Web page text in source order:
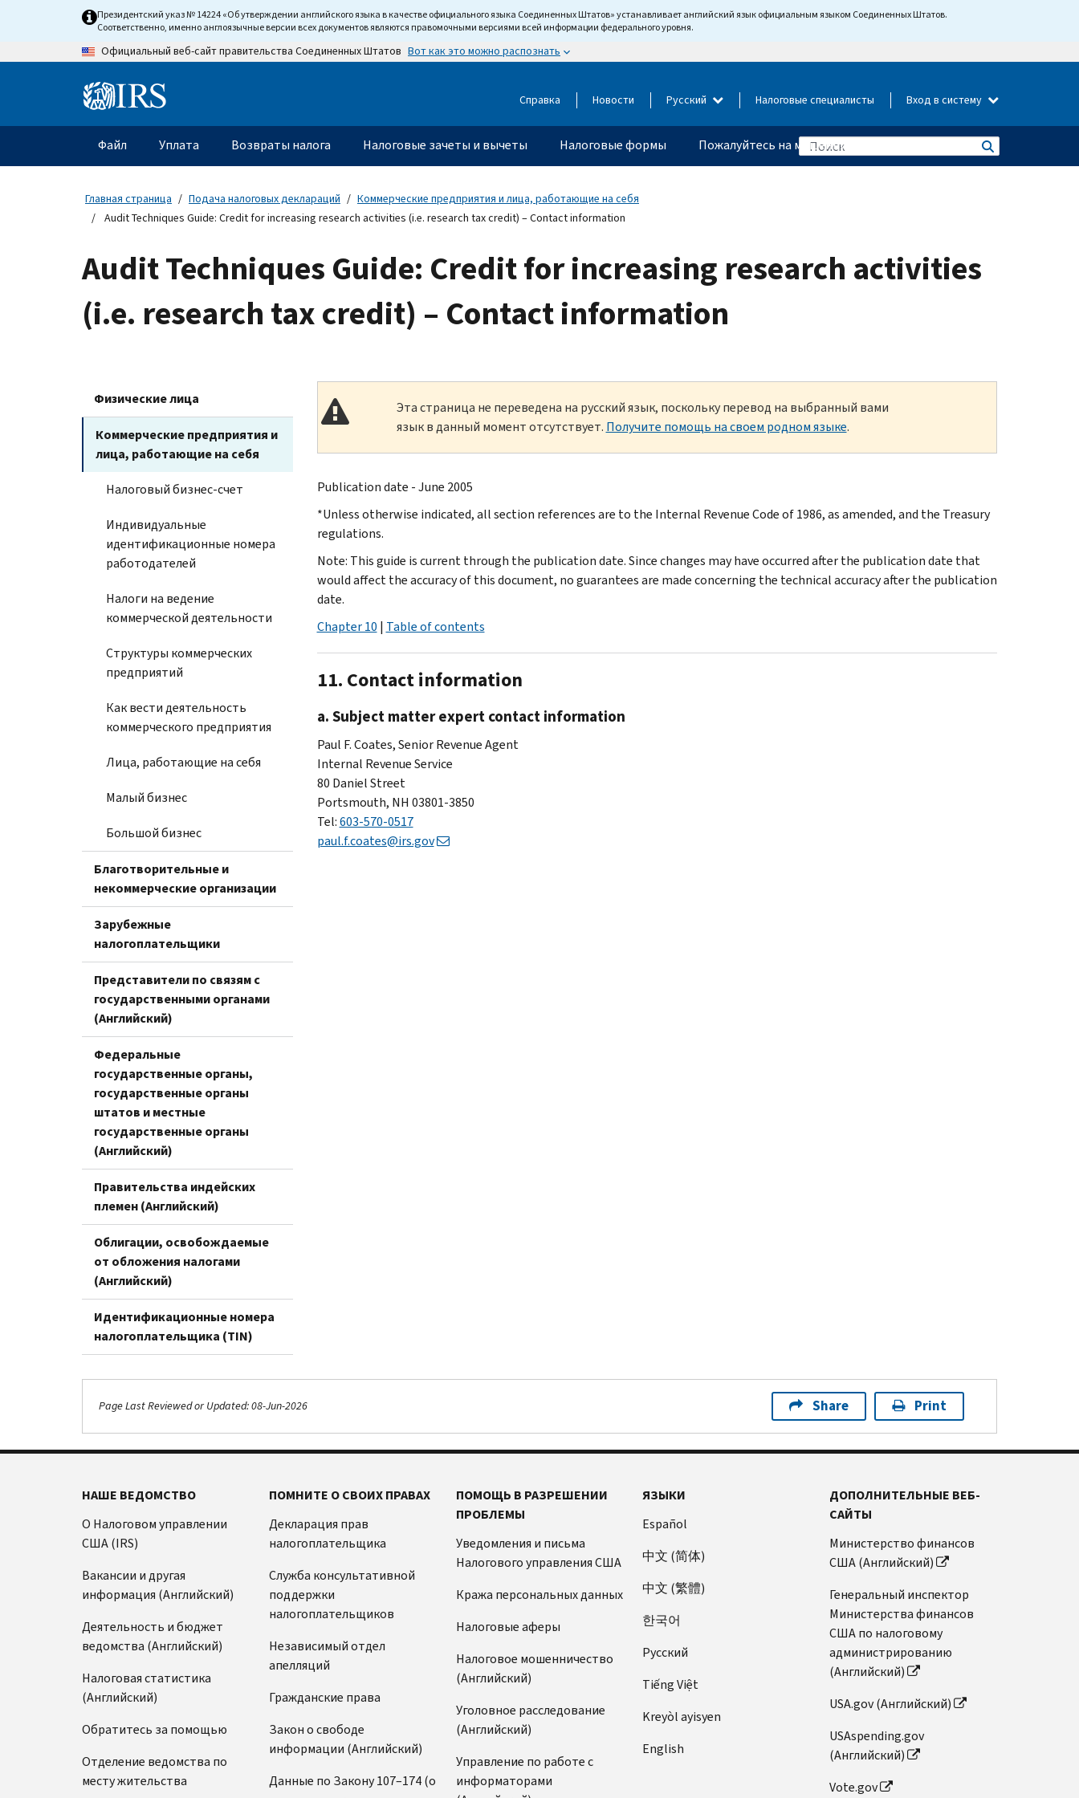
content
Президентский указ № 14224 «Об утверждении английского языка в качестве официального языка Соединенных Штатов» устанавливает английский язык официальным языком Соединенных Штатов.
Соответственно, именно англоязычные версии всех документов являются правомочными версиями всей информации федерального уровня.
Официальный веб-сайт правительства Соединенных Штатов Вот как это можно распознать
Information Справка Новости Русский Налоговые специалисты Вход в систему
Главное
меню
Файл Уплата Возвраты налога Налоговые зачеты и вычеты Налоговые формы Пожалуйтесь на мошенничество
Главная страница Подача налоговых деклараций
Коммерческие предприятия и лица, работающие на себя
Audit Techniques Guide: Credit for increasing research activities (i.e. research tax credit) – Contact information
Audit Techniques Guide: Credit for increasing research activities
(i.e. research tax credit) – Contact information
Физические лица
Коммерческие предприятия и
лица, работающие на себя
Налоговый бизнес-счет
Индивидуальные
идентификационные номера
работодателей
Налоги на ведение
коммерческой деятельности
Структуры коммерческих
предприятий
Как вести деятельность
коммерческого предприятия
Лица, работающие на себя
Малый бизнес
Большой бизнес
Благотворительные и
некоммерческие организации
Зарубежные
налогоплательщики
Представители по связям с
государственными органами
(Английский)
Федеральные
государственные органы,
государственные органы
штатов и местные
государственные органы
(Английский)
Правительства индейских
племен (Английский)
Облигации, освобождаемые
от обложения налогами
(Английский)
Идентификационные номера
налогоплательщика (TIN)
Эта страница не переведена на русский язык, поскольку перевод на выбранный вами
язык в данный момент отсутствует. Получите помощь на своем родном языке.
Publication date - June 2005
*Unless otherwise indicated, all section references are to the Internal Revenue Code of 1986, as amended, and the Treasury
regulations.
Note: This guide is current through the publication date. Since changes may have occurred after the publication date that
would affect the accuracy of this document, no guarantees are made concerning the technical accuracy after the publication
date.
Chapter 10 | Table of contents
11. Contact information
a. Subject matter expert contact information
Paul F. Coates, Senior Revenue Agent
Internal Revenue Service
80 Daniel Street
Portsmouth, NH 03801-3850
Tel:603-570-0517​
paul.f.coates@irs.gov
Page Last Reviewed or Updated: 08-Jun-2026 Share Print
НАШЕ ВЕДОМСТВО
О Налоговом управлении
США (IRS)
Вакансии и другая
информация (Английский)
Деятельность и бюджет
ведомства (Английский)
Налоговая статистика
(Английский)
Обратитесь за помощью
Отделение ведомства по
месту жительства
ПОМНИТЕ О СВОИХ ПРАВАХ
Декларация прав
налогоплательщика
Служба консультативной
поддержки
налогоплательщиков
Независимый отдел
апелляций
Гражданские права
Закон о свободе
информации (Английский)
Данные по Закону 107–174 (о
ПОМОЩЬ В РАЗРЕШЕНИИ
ПРОБЛЕМЫ
Уведомления и письма
Налогового управления США
Кража персональных данных
Налоговые аферы
Налоговое мошенничество
(Английский)
Уголовное расследование
(Английский)
Управление по работе с
информаторами
ЯЗЫКИ
Español
中文 (简体)
中文 (繁體)
한국어
Pусский
Tiếng Việt
Kreyòl ayisyen
English
ДОПОЛНИТЕЛЬНЫЕ ВЕБ-
САЙТЫ
Министерство финансов
США (Английский)
Генеральный инспектор
Министерства финансов
США по налоговому
администрированию
(Английский)
USA.gov (Английский)
USAspending.gov
(Английский)
Vote.gov